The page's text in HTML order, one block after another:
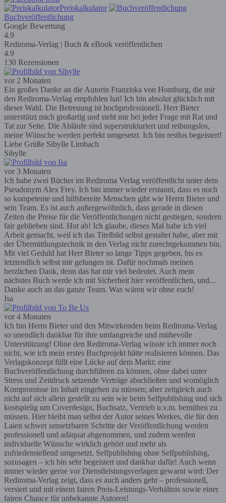
Preiskalkulator
Buchveröffentlichung
Google Bewertung
4.9
Rediroma-Verlag | Buch & eBook veröffentlichen
4.9
130 Rezensionen
vor 2 Monaten
Ein großes Danke an die Autorin Franziska von Homburg, die mir
den Rediroma-Verlag empfohlen hat! Ich bin absolut glücklich mit
dieser Wahl. Die Betreuung ist hochprofessionell. Herr Bieter
unterstützt mich großartig und steht mir bei jeder Frage mit Rat und
Tat zur Seite. Die Abläufe sind superstrukturiert und reibungslos,
meine Wünsche werden perfekt umgesetzt. Ich bin restlos begeistert!
Liebe Grüße Sibylle Limbach
Sibylle
vor 3 Monaten
Ich habe zwei Bücher im Rediroma Verlag veröffentlicht unter dem
Pseudonym Alex Frey. Ich bin immer wieder erstaunt, dass es noch
so kompetente und hilfsbereite Menschen gibt wie Herrn Bieter und
sein Team. Es ist auch außergewöhnlich, dass gerade in diesen
Zeiten die Preise für die Veröffentlichungen nicht gestiegen, sondern
fair geblieben sind. Hut ab! Ich glaube, dieses Mal habe ich viel
Arbeit gemacht, weil ich das Titelbild selbst gestaltet habe, aber mit
der Übermittlungstechnik in den Verlag nicht zurechtgekommen bin.
Mit viel Geduld hat Herr Bieter so lange Tipps gegeben, bis es
letztendlich selbst mir gelungen ist. Dafür nochmals meinen
herzlichen Dank, denn das hat mir viel bedeutet. Auch mein
nächstes Buch werde ich mit Sicherheit hier veröffentlichen, und...
Danke auch an das ganze Team. Was wären wir ohne euch!
Isa
vor 4 Monaten
Ich bin Herrn Bieter und den Mitwirkenden beim Rediroma-Verlag
so unendlich dankbar für ihre umfangreiche und mühevolle
Unterstützung! Ohne den Rediroma-Verlag wüsste ich immer noch
nicht, wie ich mein erstes Buchprojekt hätte realisieren können. Das
Verlagskonzept füllt eine Lücke auf dem Markt: eine
Buchveröffentlichung durchführen zu können, ohne dabei unter
Stress und Zeitdruck setzende Verträge abschließen und womöglich
Kompromisse im Inhalt eingehen zu müssen; aber zeitgleich auch
nicht auf sich allein gestellt zu sein wie beim Selfpublishing und sich
kostspielig um Coverdesign, Buchsatz, Vertrieb u.v.m. bemühen zu
müssen. Hier bleibt man selbst der Autor seines Werkes, die für den
Laien schwer umsetzbaren Schritte der Veröffentlichung werden
professionell und adäquat abgenommen, und zudem werden
individuelle Wünsche wirklich gehört und mehr als
zufriedenstellend umgesetzt. Selfpublishing ohne Selfpublishing,
sozusagen – ich bin sehr begeistert und dankbar dafür! Auch wenn
immer wieder gerne vor Dienstleistungsverlagen gewarnt wird: Der
Rediroma-Verlag zeigt, dass es auch anders geht – professionell,
versiert und mit einem fairen Preis-Leistungs-Verhältnis sowie einer
fairen Chance für unbekannte Autoren!